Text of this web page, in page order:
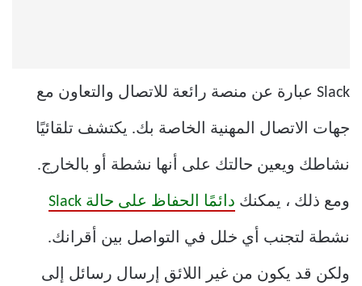
Slack عبارة عن منصة رائعة للاتصال والتعاون مع
جهات الاتصال المهنية الخاصة بك. يكتشف تلقائيًا
نشاطك ويعين حالتك على أنها نشطة أو بالخارج.
ومع ذلك ، يمكنك دائمًا الحفاظ على حالة Slack
نشطة لتجنب أي خلل في التواصل بين أقرانك.
ولكن قد يكون من غير اللائق إرسال رسائل إلى